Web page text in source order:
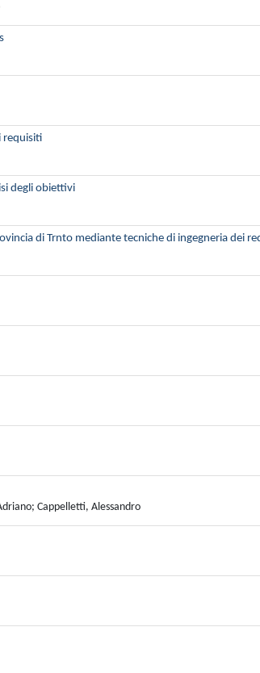
requisiti
degli obiettivi
di Trnto mediante tecniche di ingegneria dei
Cappelletti, Alessandro